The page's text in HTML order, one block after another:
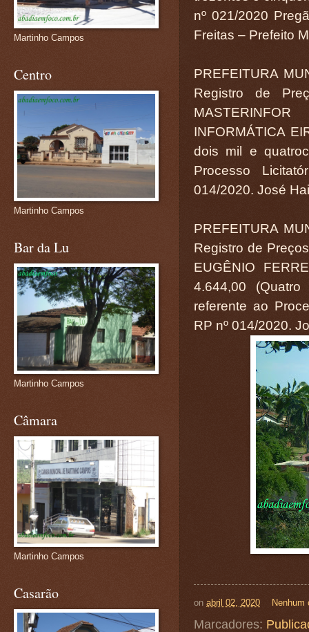
nº 021/2020
Freitas – Prefeito
PREFEITURA
Registro de
INFORMÁTICA
dois mil e
Processo
014/2020. José
PREFEITURA
Registro de
EUGÊNIO
4.644,00
referente ao
RP nº 014/2020.
on abril 02, 2020
Marcadores:
Martinho Campos
Centro
Martinho Campos
Bar da Lu
Martinho Campos
Câmara
Martinho Campos
Casarão